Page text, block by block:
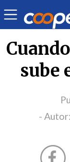
Opinión
sube
- Autor: